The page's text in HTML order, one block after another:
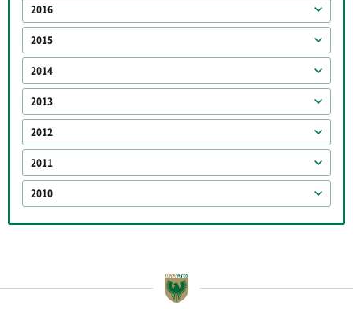
2016
2015
2014
2013
2012
2011
2010